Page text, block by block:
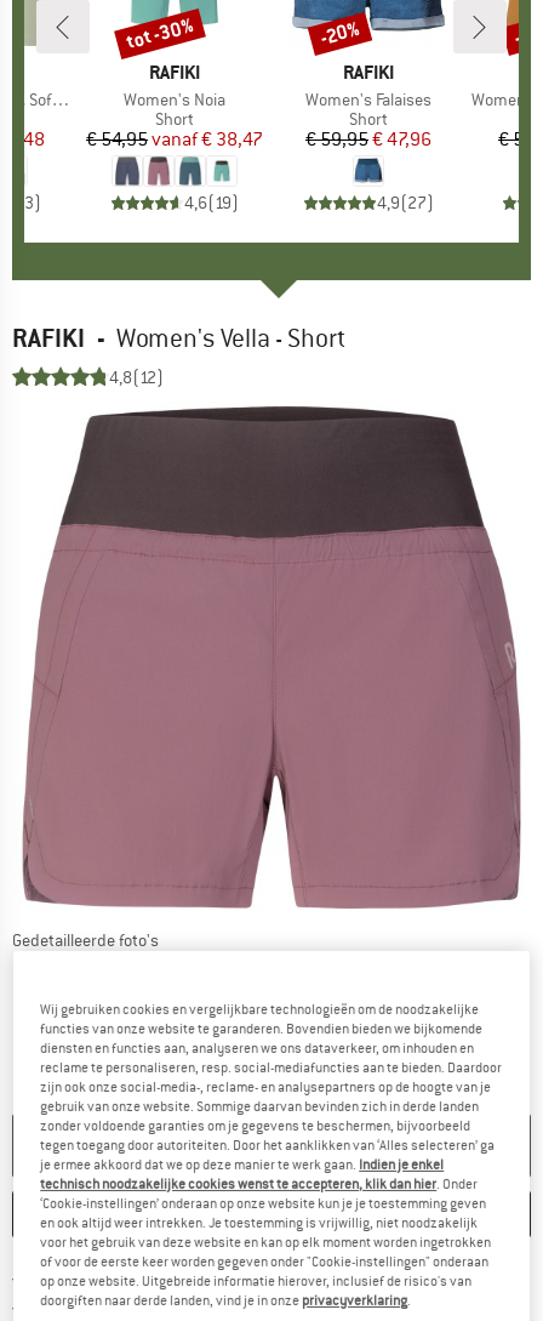
Light
prijs
3)
MERK
RAFIKI
Artikel
Women's Noia
Productgroep
Short
Prijs
€ 54,95 Verlaagde prijs
vanaf€ 38,47
4,6(19)
Korting
tot -30%
MERK
RAFIKI
Artikel
Women's Falaises
Productgroep
Short
Prijs
€ 59,95Verlaagde prijs
€ 47,96
4,9(27)
Korting
-20%
Artikel
Women's
€
-
RAFIKI - Women's Vella - Short
4,8(12)
Gedetailleerde foto's
NIET MEER LEVERBAAR
ONTHOUDEN VERGELIJKEN
Gratis verzending vanaf € 69 (NL)Vind hier de
100 dagen bedenktijdVind de betalingsinformatie hier!
Wij gebruiken cookies en vergelijkbare technologieën om de noodzakelijke
functies van onze website te garanderen. Bovendien bieden we bijkomende
diensten en functies aan, analyseren we ons dataverkeer, om inhouden en
reclame te personaliseren, resp. social-mediafuncties aan te bieden. Daardoor
zijn ook onze social-media-, reclame- en analysepartners op de hoogte van je
gebruik van onze website. Sommige daarvan bevinden zich in derde landen
zonder voldoende garanties om je gegevens te beschermen, bijvoorbeeld
tegen toegang door autoriteiten. Door het aanklikken van ‘Alles selecteren’ ga
je ermee akkoord dat we op deze manier te werk gaan. Indien je enkel
technisch noodzakelijke cookies wenst te accepteren, klik dan hier. Onder
‘Cookie-instellingen’ onderaan op onze website kun je je toestemming geven
en ook altijd weer intrekken. Je toestemming is vrijwillig, niet noodzakelijk
voor het gebruik van deze website en kan op elk moment worden ingetrokken
of voor de eerste keer worden gegeven onder "Cookie-instellingen" onderaan
op onze website. Uitgebreide informatie hierover, inclusief de risico's van
doorgiften naar derde landen, vind je in onze privacyverklaring.